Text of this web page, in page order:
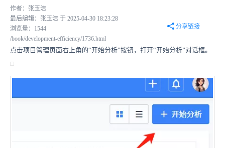
作者：张玉洁
最后编辑：张玉洁 于 2025-04-30 18:23:28
浏览量：1544
分享链接
/book/development-efficiency/1736.html
点击项目管理页面右上角的“开始分析”按钮，打开“开始分析”对话框。